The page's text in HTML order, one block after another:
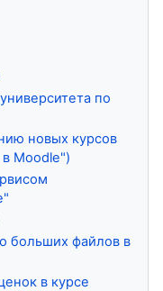
по
новых курсов
Moodle")
больших файлов в
в курсе